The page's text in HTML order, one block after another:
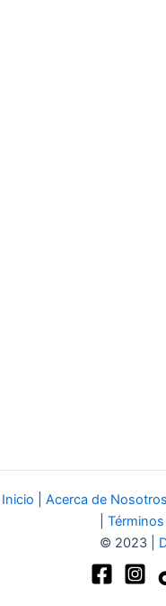
Inicio Acerca de Nosotros
© 2023 |